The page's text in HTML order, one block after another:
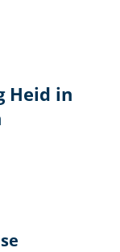
Heid in